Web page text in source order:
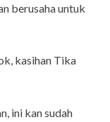
berusaha untuk
kasihan Tika
ini kan sudah